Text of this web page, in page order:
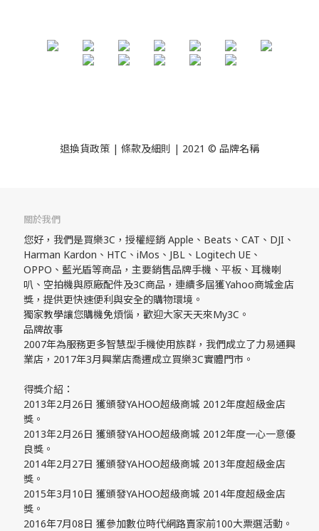
退換貨政策 | 條款及細則 | 2021 © 品牌名稱
關於我們
您好，我們是買樂3C，授權經銷 Apple、Beats、CAT、DJI、
Harman Kardon、HTC、iMos、JBL、Logitech UE、
OPPO、藍光盾等商品，主要銷售品牌手機、平板、耳機喇
叭、空拍機與原廠配件及3C商品，連續多屆獲Yahoo商城金店
獎，提供更快速便利與安全的購物環境。
獨家教學讓您購機免煩惱，歡迎大家天天來My3C。
品牌故事
2007年為服務更多智慧型手機使用族群，我們成立了力易通興
業店，2017年3月興業店喬遷成立買樂3C實體門市。
得獎介紹：
2013年2月26日 獲頒發YAHOO超級商城 2012年度超級金店
獎。
2013年2月26日 獲頒發YAHOO超級商城 2012年度一心一意優
良獎。
2014年2月27日 獲頒發YAHOO超級商城 2013年度超級金店
獎。
2015年3月10日 獲頒發YAHOO超級商城 2014年度超級金店
獎。
2016年7月08日 獲參加數位時代網路賣家前100大票選活動。